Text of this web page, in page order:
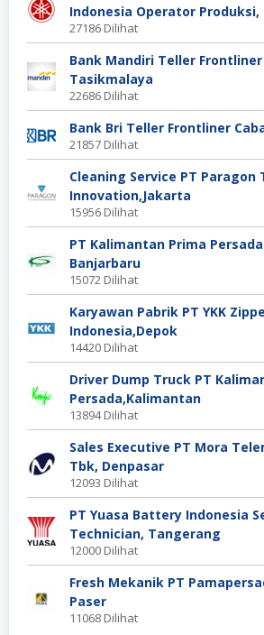
Indonesia Operator Produksi,
27186 Dilihat
Bank Mandiri Teller Frontliner
Tasikmalaya
22686 Dilihat
Bank Bri Teller Frontliner
21857 Dilihat
Cleaning Service PT Paragon
Innovation,Jakarta
15956 Dilihat
PT Kalimantan Prima
Banjarbaru
15072 Dilihat
Karyawan Pabrik PT YKK
Indonesia,Depok
14420 Dilihat
Driver Dump Truck PT
Persada,Kalimantan
13894 Dilihat
Sales Executive PT Mora
Tbk, Denpasar
12093 Dilihat
PT Yuasa Battery Indonesia
Technician, Tangerang
12000 Dilihat
Fresh Mekanik PT
Paser
11068 Dilihat